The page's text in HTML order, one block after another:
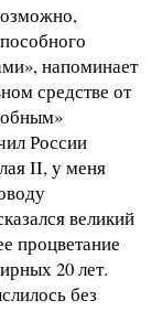
напоминает
средстве от
России
II, у меня
великий
процветание
20 лет.
без